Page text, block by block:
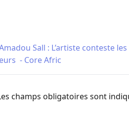
Sall : L’artiste conteste
- Core Afric
champs obligatoires sont